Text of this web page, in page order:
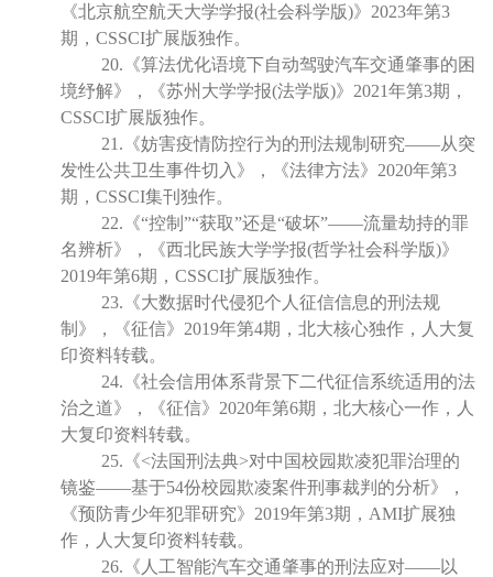
《北京航空航天大学学报(社会科学版)》2023年第3
期，CSSCI扩展版独作。
20.《算法优化语境下自动驾驶汽车交通肇事的困
境纾解》，《苏州大学学报(法学版)》2021年第3期，
CSSCI扩展版独作。
21.《妨害疫情防控行为的刑法规制研究——从突
发性公共卫生事件切入》，《法律方法》2020年第3
期，CSSCI集刊独作。
22.《“控制”“获取”还是“破坏”——流量劫持的罪
名辨析》，《西北民族大学学报(哲学社会科学版)》
2019年第6期，CSSCI扩展版独作。
23.《大数据时代侵犯个人征信信息的刑法规
制》，《征信》2019年第4期，北大核心独作，人大复
印资料转载。
24.《社会信用体系背景下二代征信系统适用的法
治之道》，《征信》2020年第6期，北大核心一作，人
大复印资料转载。
25.《<法国刑法典>对中国校园欺凌犯罪治理的
镜鉴——基于54份校园欺凌案件刑事裁判的分析》，
《预防青少年犯罪研究》2019年第3期，AMI扩展独
作，人大复印资料转载。
26.《人工智能汽车交通肇事的刑法应对——以